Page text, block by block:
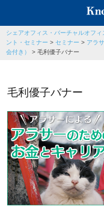
シェアオフィス・バーチャルオフ
ント・セミナー > セミナー > アラ
会付き）
> 毛利優子バナー
毛利優子バナー